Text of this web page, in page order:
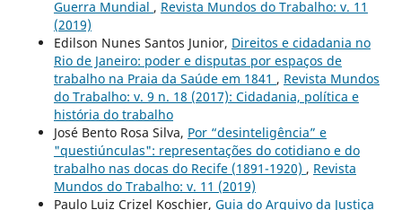
Guerra Mundial , Revista Mundos do Trabalho: v. 11
(2019)
Edilson Nunes Santos Junior, Direitos e cidadania no
Rio de Janeiro: poder e disputas por espaços de
trabalho na Praia da Saúde em 1841 , Revista Mundos
do Trabalho: v. 9 n. 18 (2017): Cidadania, política e
história do trabalho
José Bento Rosa Silva, Por “desinteligência” e
"questiúnculas": representações do cotidiano e do
trabalho nas docas do Recife (1891-1920) , Revista
Mundos do Trabalho: v. 11 (2019)
Paulo Luiz Crizel Koschier, Guia do Arquivo da Justiça